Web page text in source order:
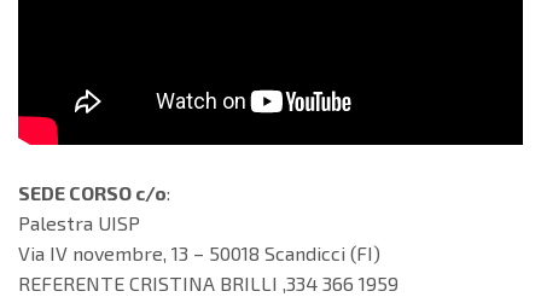
SEDE CORSO c/o:
Palestra UISP
Via IV novembre, 13 – 50018 Scandicci (FI)
REFERENTE CRISTINA BRILLI ,334 366 1959